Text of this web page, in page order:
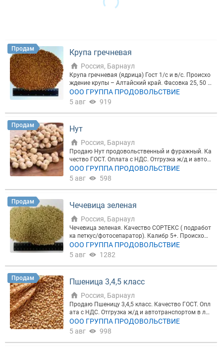
Продам Крупа гречневая
Россия, Барнаул
Крупа гречневая (ядрица) Гост 1/с и в/с. Происхо
ждение крупы – Алтайский край. Фасовка 25, 50 к
г.. ГОСТ: Р 55290-2012. Отгрузка авто и ж/д транс
портом в любую точку России, а так же в страны
опроводительных документов.
ООО ГРУППА ПРОДОВОЛЬСТВИЕ
5 авг
919
Продам Нут
Россия, Барнаул
Продаю Нут продовольственный и фуражный. Ка
чество ГОСТ. Оплата с НДС. Отгрузка ж/д и автот
ранспортом в любую точку России, а так же в стр
аны ближнего и дальнего зарубежья. Полный пак
ООО ГРУППА ПРОДОВОЛЬСТВИЕ
5 авг
598
Продам Чечевица зеленая
Россия, Барнаул
Чечевица зеленая. Качество СОРТЕКС ( подработ
ка петкус/фотосепаратор). Калибр 5+. Происхожд
ение крупы – Алтайский край. Фасовка 25, 50 кг..
Отгрузка авто и ж/д транспортом в любую точку
рубежья. Полный пакет сопроводительных докум
ООО ГРУППА ПРОДОВОЛЬСТВИЕ
5 авг
1282
Продам Пшеница 3,4,5 класс
Россия, Барнаул
Продаю Пшеницу 3,4,5 класс. Качество ГОСТ. Опл
ата с НДС. Отгрузка ж/д и автотранспортом в лю
бую точку России, а так же в страны ближнего и д
альнего зарубежья. Полный пакет сопроводител
ООО ГРУППА ПРОДОВОЛЬСТВИЕ
5 авг
998